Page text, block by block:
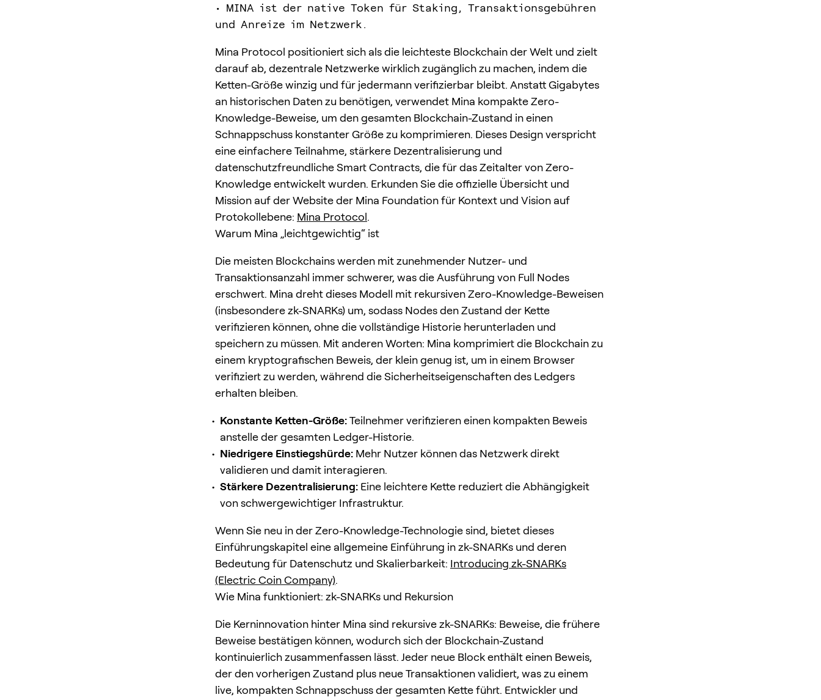
• MINA ist der native Token für Staking, Transaktionsgebühren
und Anreize im Netzwerk.
Mina Protocol positioniert sich als die leichteste Blockchain der Welt und zielt
darauf ab, dezentrale Netzwerke wirklich zugänglich zu machen, indem die
Ketten-Größe winzig und für jedermann verifizierbar bleibt. Anstatt Gigabytes
an historischen Daten zu benötigen, verwendet Mina kompakte Zero-
Knowledge-Beweise, um den gesamten Blockchain-Zustand in einen
Schnappschuss konstanter Größe zu komprimieren. Dieses Design verspricht
eine einfachere Teilnahme, stärkere Dezentralisierung und
datenschutzfreundliche Smart Contracts, die für das Zeitalter von Zero-
Knowledge entwickelt wurden. Erkunden Sie die offizielle Übersicht und
Mission auf der Website der Mina Foundation für Kontext und Vision auf
Protokollebene: Mina Protocol.
Warum Mina „leichtgewichtig“ ist
Die meisten Blockchains werden mit zunehmender Nutzer- und
Transaktionsanzahl immer schwerer, was die Ausführung von Full Nodes
erschwert. Mina dreht dieses Modell mit rekursiven Zero-Knowledge-Beweisen
(insbesondere zk-SNARKs) um, sodass Nodes den Zustand der Kette
verifizieren können, ohne die vollständige Historie herunterladen und
speichern zu müssen. Mit anderen Worten: Mina komprimiert die Blockchain zu
einem kryptografischen Beweis, der klein genug ist, um in einem Browser
verifiziert zu werden, während die Sicherheitseigenschaften des Ledgers
erhalten bleiben.
Konstante Ketten-Größe:Teilnehmer verifizieren einen kompakten Beweis
anstelle der gesamten Ledger-Historie.
Niedrigere Einstiegshürde: Mehr Nutzer können das Netzwerk direkt
validieren und damit interagieren.
Stärkere Dezentralisierung: Eine leichtere Kette reduziert die Abhängigkeit
von schwergewichtiger Infrastruktur.
Wenn Sie neu in der Zero-Knowledge-Technologie sind, bietet dieses
Einführungskapitel eine allgemeine Einführung in zk-SNARKs und deren
Bedeutung für Datenschutz und Skalierbarkeit: Introducing zk-SNARKs
(Electric Coin Company).
Wie Mina funktioniert: zk-SNARKs und Rekursion
Die Kerninnovation hinter Mina sind rekursive zk-SNARKs: Beweise, die frühere
Beweise bestätigen können, wodurch sich der Blockchain-Zustand
kontinuierlich zusammenfassen lässt. Jeder neue Block enthält einen Beweis,
der den vorherigen Zustand plus neue Transaktionen validiert, was zu einem
live, kompakten Schnappschuss der gesamten Kette führt. Entwickler und